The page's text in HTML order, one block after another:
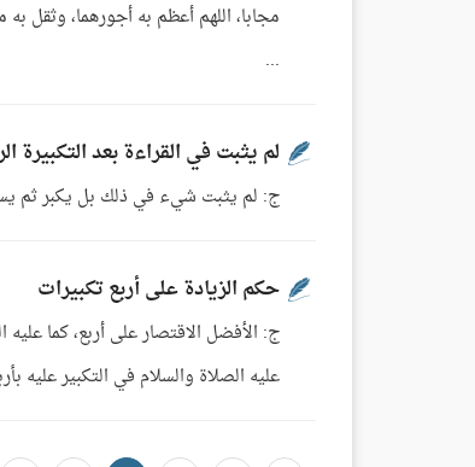
مجابا، اللهم أعظم به أجورهما، وثقل
...
لم يثبت في القراءة بعد التكبيرة
ج: لم يثبت شيء في ذلك بل يكبر ثم يسكت قليلا ثم يسلم بعد
حكم الزيادة على أربع تكبيرات
ج: الأفضل الاقتصار على أربع، كما
عليه الصلاة والسلام في التكبير عليه بأربع[1]. مجموع فتاوى ومقالات الشيخ ابن باز